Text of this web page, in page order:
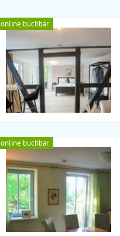
online buchbar
online buchbar